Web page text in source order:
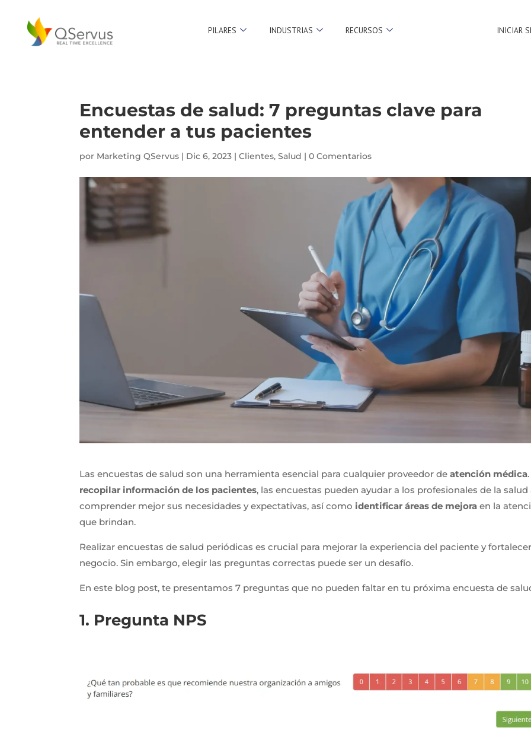
PILARES INDUSTRIAS RECURSOS INICIAR
Encuestas de salud: 7 preguntas clave para
entender a tus pacientes
por Marketing QServus | Dic 6, 2023 |Clientes,Salud |0 Comentarios
Las encuestas de salud son una herramienta esencial para cualquier proveedor deatención médica
recopilar información de los pacientes, las encuestas pueden ayudar a los profesionales de la salud
comprender mejor sus necesidades y expectativas, así comoidentificar áreas de mejora en la
que brindan.
Realizar encuestas de salud periódicas es crucial para mejorar la experiencia del paciente y
negocio. Sin embargo, elegir las preguntas correctas puede ser un desafío.
En este blog post, te presentamos 7 preguntas que no pueden faltar en tu próxima encuesta de
1. Pregunta NPS